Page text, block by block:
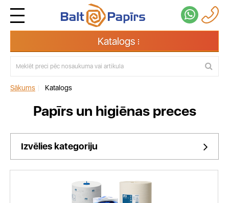
Katalogs
Sākums Katalogs
Papīrs un higiēnas preces
Izvēlies kategoriju